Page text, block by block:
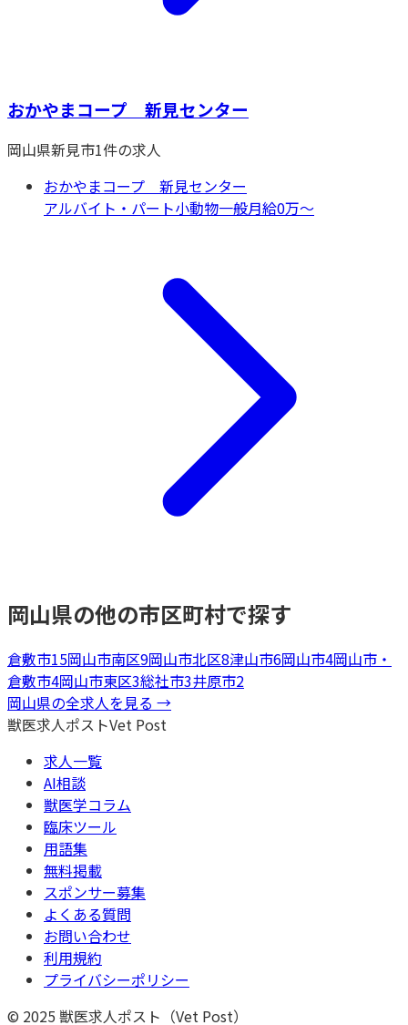
おかやまコープ 新見センター
岡山県新見市1件の求人
おかやまコープ 新見センター
アルバイト・パート小動物一般月給0万〜
岡山県の他の市区町村で探す
倉敷市15岡山市南区9岡山市北区8津山市6岡山市4岡山市・
倉敷市4岡山市東区3総社市3井原市2
岡山県の全求人を見る →
獣医求人ポストVet Post
求人一覧
AI相談
獣医学コラム
臨床ツール
用語集
無料掲載
スポンサー募集
よくある質問
お問い合わせ
利用規約
プライバシーポリシー
© 2025 獣医求人ポスト（Vet Post）